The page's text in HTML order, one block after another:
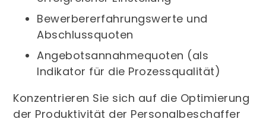
Bewerbererfahrungswerte und
Abschlussquoten
Angebotsannahmequoten (als
Indikator für die Prozessqualität)
Konzentrieren Sie sich auf die Optimierung
der Produktivität der Personalbeschaffer